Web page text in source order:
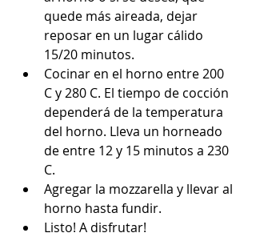
quede más aireada, dejar
reposar en un lugar cálido
15/20 minutos.
Cocinar en el horno entre 200
C y 280 C. El tiempo de cocción
dependerá de la temperatura
del horno. Lleva un horneado
de entre 12 y 15 minutos a 230
C.
Agregar la mozzarella y llevar al
horno hasta fundir.
Listo! A disfrutar!